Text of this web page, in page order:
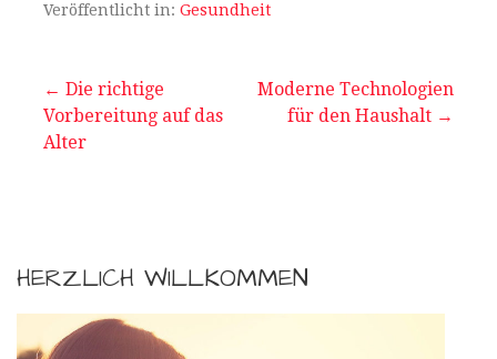
zuhause
Veröffentlicht in: Gesundheit
Beitragsnavigation
← Die richtige
Vorbereitung auf das
Alter
Moderne Technologien
für den Haushalt →
HERZLICH WILLKOMMEN